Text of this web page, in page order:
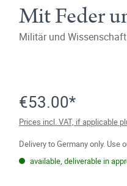
Mit Feder
Militär und
€53.00*
Prices incl. VAT, if applicable
Delivery to Germany only. Use
available, deliverable in